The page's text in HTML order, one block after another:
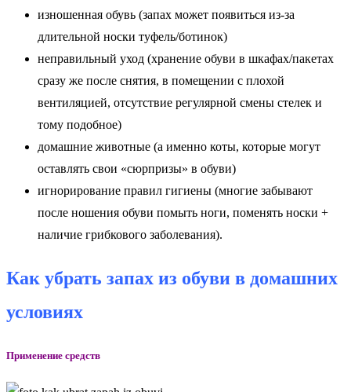
изношенная обувь (запах может появиться из-за
длительной носки туфель/ботинок)
неправильный уход (хранение обуви в шкафах/пакетах
сразу же после снятия, в помещении с плохой
вентиляцией, отсутствие регулярной смены стелек и
тому подобное)
домашние животные (а именно коты, которые могут
оставлять свои «сюрпризы» в обуви)
игнорирование правил гигиены (многие забывают
после ношения обуви помыть ноги, поменять носки +
наличие грибкового заболевания).
Как убрать запах из обуви в домашних
условиях
Применение средств